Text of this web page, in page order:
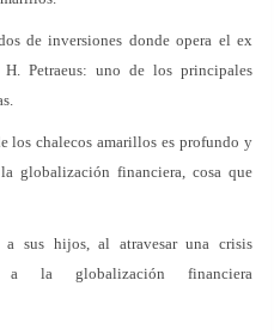
de inversiones donde opera el ex
Petraeus: uno de los principales
los chalecos amarillos es profundo y
globalización financiera, cosa que
a sus hijos, al atravesar una crisis
la globalización financiera